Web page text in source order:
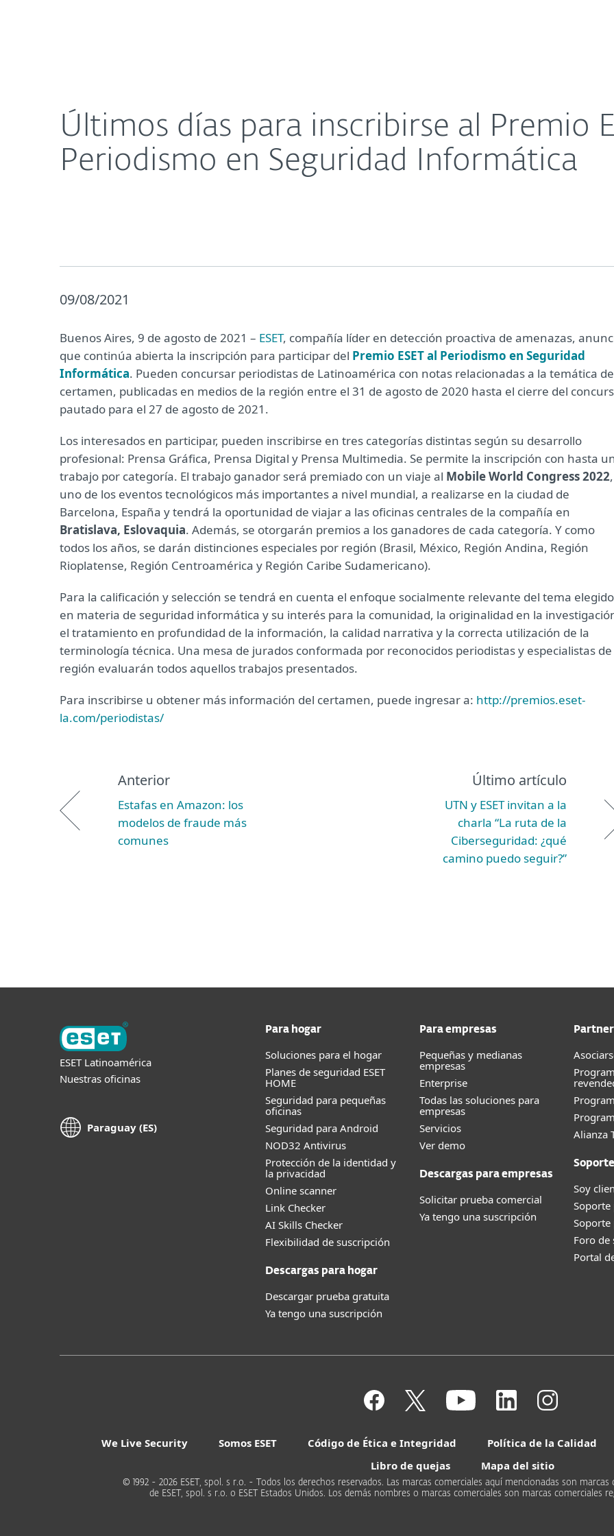
Últimos días para inscribirse al Premio
Periodismo en Seguridad Informática
09/08/2021
Buenos Aires, 9 de agosto de 2021 – ESET, compañía líder en detección proactiva de amenazas,
que continúa abierta la inscripción para participar del Premio ESET al Periodismo en Seguridad
Informática. Pueden concursar periodistas de Latinoamérica con notas relacionadas a la temática
certamen, publicadas en medios de la región entre el 31 de agosto de 2020 hasta el cierre del
pautado para el 27 de agosto de 2021.
Los interesados en participar, pueden inscribirse en tres categorías distintas según su desarrollo
profesional: Prensa Gráfica, Prensa Digital y Prensa Multimedia. Se permite la inscripción con hasta
trabajo por categoría. El trabajo ganador será premiado con un viaje al Mobile World Congress 2022,
uno de los eventos tecnológicos más importantes a nivel mundial, a realizarse en la ciudad de
Barcelona, España y tendrá la oportunidad de viajar a las oficinas centrales de la compañía en
Bratislava, Eslovaquia. Además, se otorgarán premios a los ganadores de cada categoría. Y como
todos los años, se darán distinciones especiales por región (Brasil, México, Región Andina, Región
Rioplatense, Región Centroamérica y Región Caribe Sudamericano).
Para la calificación y selección se tendrá en cuenta el enfoque socialmente relevante del tema elegido
en materia de seguridad informática y su interés para la comunidad, la originalidad en la
el tratamiento en profundidad de la información, la calidad narrativa y la correcta utilización de la
terminología técnica. Una mesa de jurados conformada por reconocidos periodistas y especialistas de
región evaluarán todos aquellos trabajos presentados.
Para inscribirse u obtener más información del certamen, puede ingresar a: http://premios.eset-
la.com/periodistas/
Anterior
Estafas en Amazon: los
modelos de fraude más
comunes
Último artículo
UTN y ESET invitan a la
charla “La ruta de la
Ciberseguridad: ¿qué
camino puedo seguir?”
ESET Latinoamérica
Nuestras oficinas
Paraguay (ES)
Para hogar
Soluciones para el hogar
Planes de seguridad ESET
HOME
Seguridad para pequeñas
oficinas
Seguridad para Android
NOD32 Antivirus
Protección de la identidad y
la privacidad
Online scanner
Link Checker
AI Skills Checker
Flexibilidad de suscripción
Descargas para hogar
Descargar prueba gratuita
Ya tengo una suscripción
Para empresas
Pequeñas y medianas
empresas
Enterprise
Todas las soluciones para
empresas
Servicios
Ver demo
Descargas para empresas
Solicitar prueba comercial
Ya tengo una suscripción
Alianza
Soporte
Soy
Soporte
Soporte
Foro de
Portal
We Live Security Somos ESET Código de Ética e Integridad Política de la Calidad
Libro de quejas
Mapa del sitio
© 1992 - 2026 ESET, spol. s r.o. - Todos los derechos reservados. Las marcas comerciales aquí mencionadas son
de ESET, spol. s r.o. o ESET Estados Unidos. Los demás nombres o marcas comerciales son marcas comerciales